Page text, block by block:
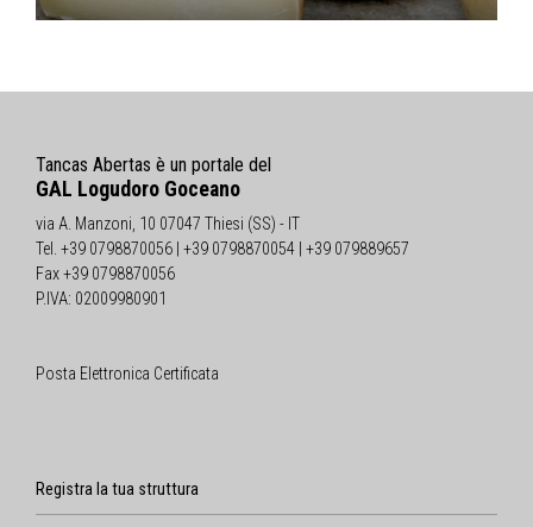
Tancas Abertas è un portale del
GAL Logudoro Goceano
via A. Manzoni, 10 07047 Thiesi (SS) - IT
Tel. +39 0798870056 | +39 0798870054 | +39 079889657
Fax +39 0798870056
P.IVA: 02009980901
Posta Elettronica Certificata
Registra la tua struttura